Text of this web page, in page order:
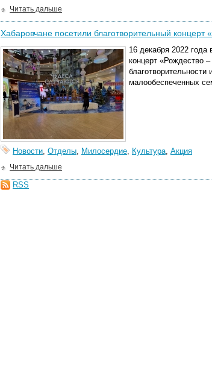
Читать дальше
Хабаровчане посетили благотворительный концерт
16 декабря 2022
концерт «Рождество
малообеспеченных
Новости, Отделы, Милосердие, Культура, Акция
Читать дальше
RSS